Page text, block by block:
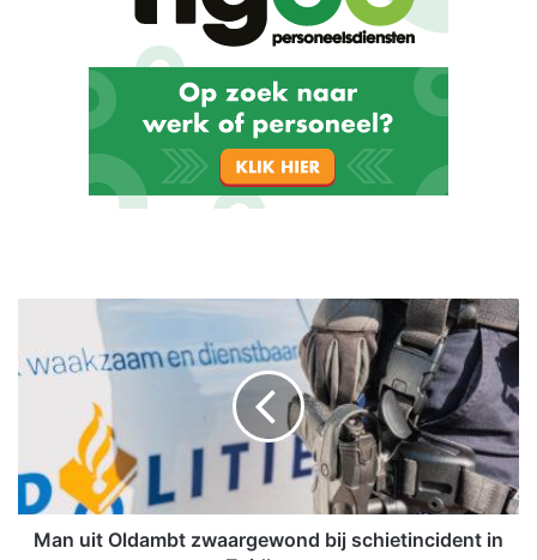
n
d
Man uit Oldambt zwaargewond bij schietincident in